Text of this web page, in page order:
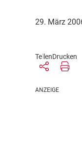
29. März
TeilenDrucken